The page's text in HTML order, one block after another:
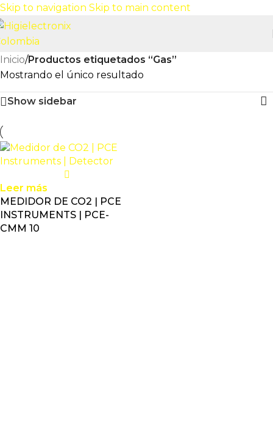
Skip to navigation Skip to main content
Inicio/Productos etiquetados “Gas”
Mostrando el único resultado
Show sidebar
Leer más
MEDIDOR DE CO2 | PCE
INSTRUMENTS | PCE-
CMM 10